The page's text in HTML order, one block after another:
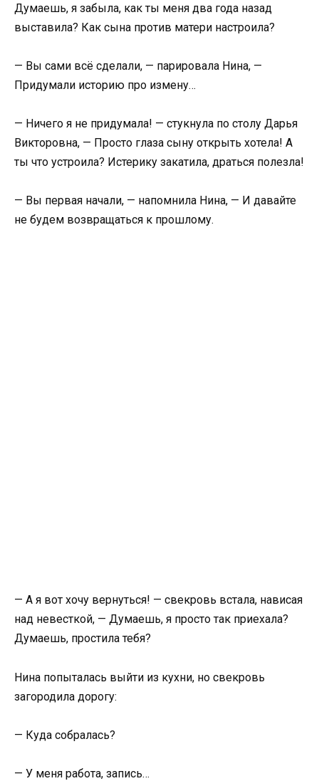
Думаешь, я забыла, как ты меня два года назад
выставила? Как сына против матери настроила?
— Вы сами всё сделали, — парировала Нина, —
Придумали историю про измену…
— Ничего я не придумала! — стукнула по столу Дарья
Викторовна, — Просто глаза сыну открыть хотела! А
ты что устроила? Истерику закатила, драться полезла!
— Вы первая начали, — напомнила Нина, — И давайте
не будем возвращаться к прошлому.
— А я вот хочу вернуться! — свекровь встала, нависая
над невесткой, — Думаешь, я просто так приехала?
Думаешь, простила тебя?
Нина попыталась выйти из кухни, но свекровь
загородила дорогу:
— Куда собралась?
— У меня работа, запись…